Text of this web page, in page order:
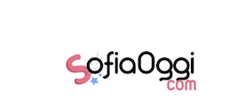
contenuto